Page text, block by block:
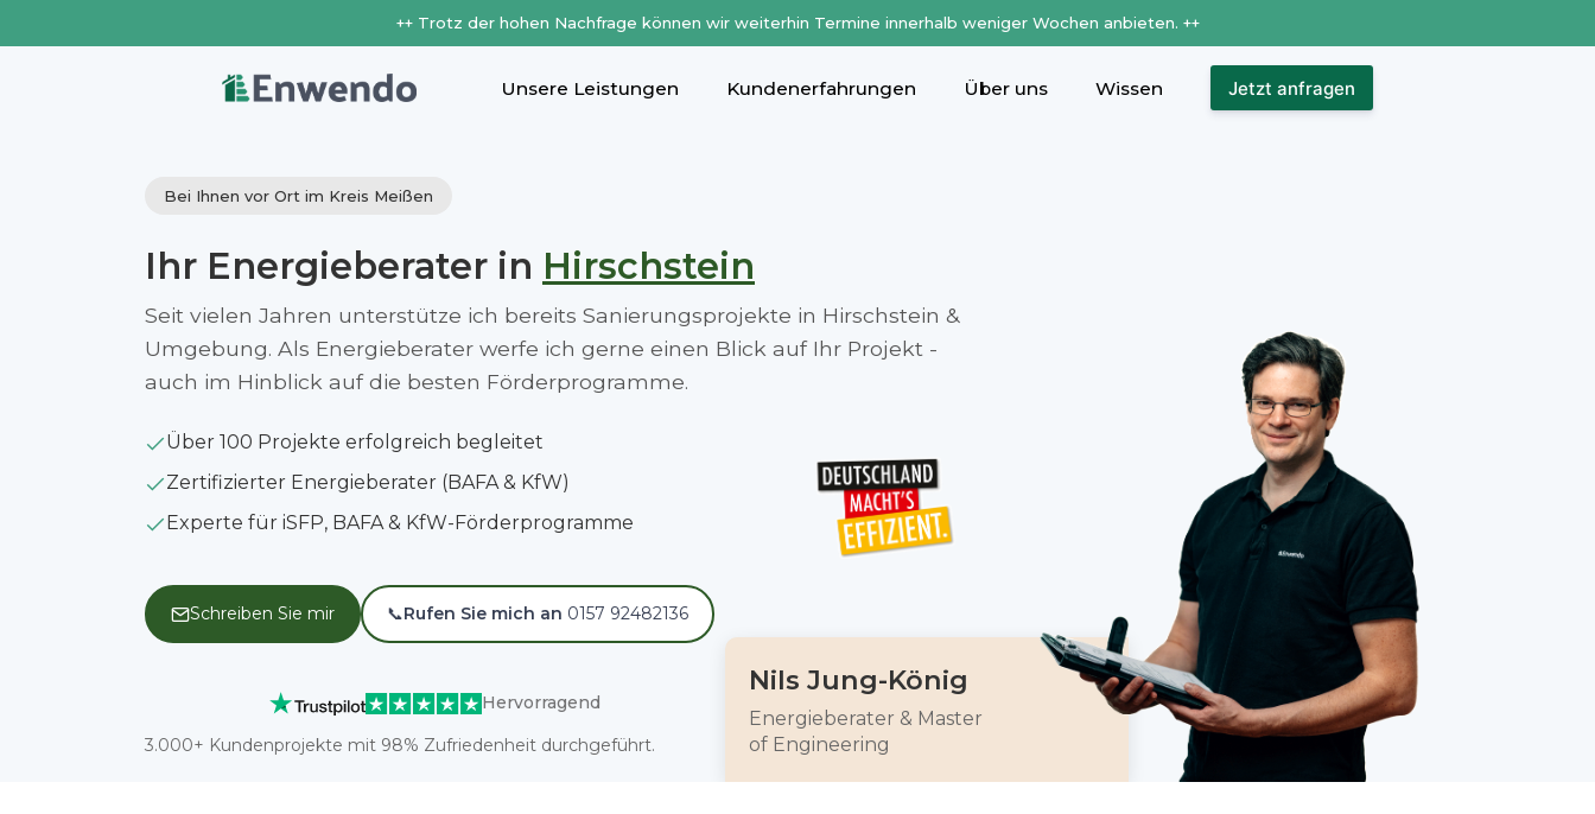
++ Trotz der hohen Nachfrage können wir weiterhin Termine innerhalb weniger Wochen anbieten. ++
Unsere Leistungen Kundenerfahrungen Über uns Wissen Jetzt anfragen
Bei Ihnen vor Ort im Kreis Meißen
Ihr Energieberater in Hirschstein
Seit vielen Jahren unterstütze ich bereits Sanierungsprojekte in Hirschstein &
Umgebung. Als Energieberater werfe ich gerne einen Blick auf Ihr Projekt -
auch im Hinblick auf die besten Förderprogramme.
Über 100 Projekte erfolgreich begleitet
Zertifizierter Energieberater (BAFA & KfW)
Experte für iSFP, BAFA & KfW-Förderprogramme
Schreiben Sie mir 📞Rufen Sie mich an 0157 92482136
Hervorragend
3.000+ Kundenprojekte mit 98% Zufriedenheit durchgeführt.
Nils Jung-König
Energieberater & Master
of Engineering